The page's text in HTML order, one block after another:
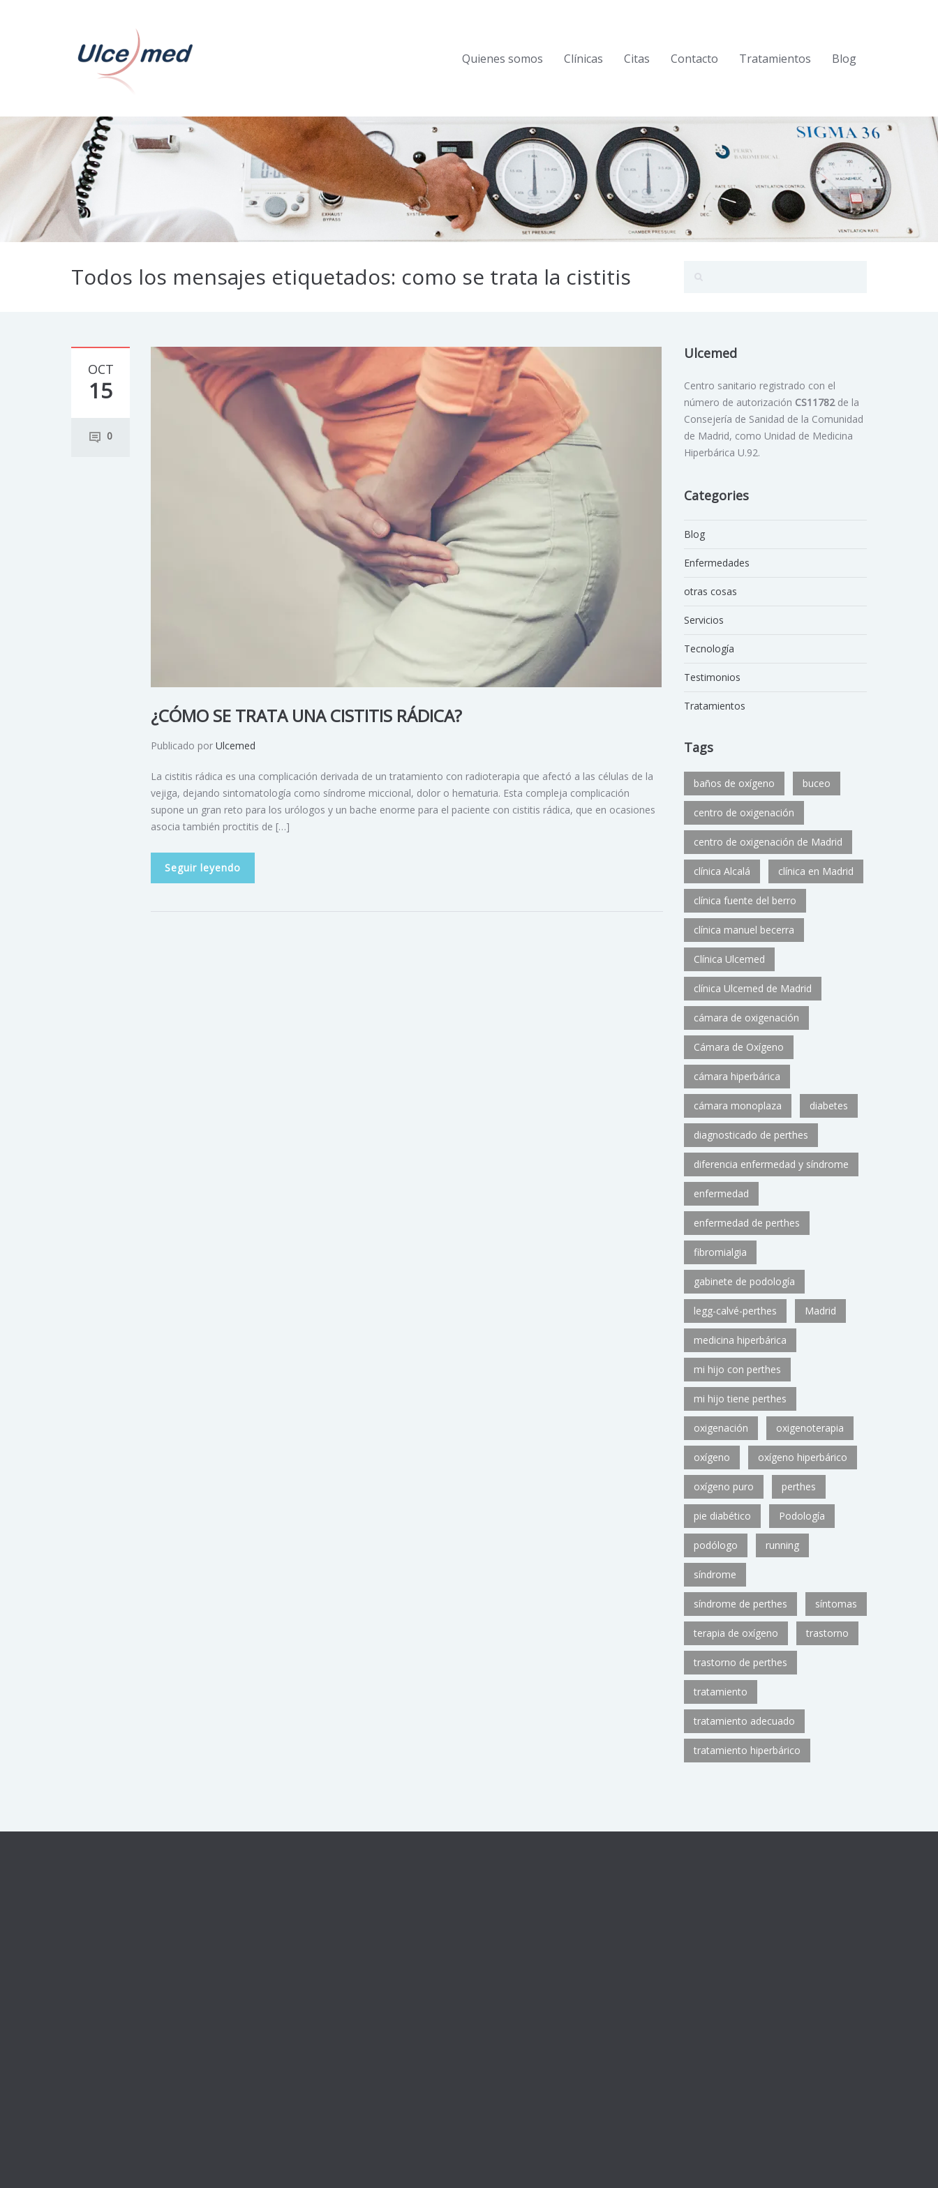
Quienes somos Clínicas Citas Contacto Tratamientos Blog
Todos los mensajes etiquetados: como se trata la cistitis
OCT
15
0
¿CÓMO SE TRATA UNA CISTITIS RÁDICA?
Publicado por Ulcemed
La cistitis rádica es una complicación derivada de un tratamiento con radioterapia que afectó a las células de la
vejiga, dejando sintomatología como síndrome miccional, dolor o hematuria. Esta compleja complicación
supone un gran reto para los urólogos y un bache enorme para el paciente con cistitis rádica, que en ocasiones
asocia también proctitis de […]
Seguir leyendo
Ulcemed
Centro sanitario registrado con el
número de autorización CS11782de la
Consejería de Sanidad de la Comunidad
de Madrid, como Unidad de Medicina
Hiperbárica U.92.
Categories
Blog
Enfermedades
otras cosas
Servicios
Tecnología
Testimonios
Tratamientos
Tags
baños de oxígeno buceo
centro de oxigenación
centro de oxigenación de Madrid
clínica Alcalá clínica en Madrid
clínica fuente del berro
clínica manuel becerra
Clínica Ulcemed
clínica Ulcemed de Madrid
cámara de oxigenación
Cámara de Oxígeno
cámara hiperbárica
cámara monoplaza diabetes
diagnosticado de perthes
diferencia enfermedad y síndrome
enfermedad
enfermedad de perthes
fibromialgia
gabinete de podología
legg-calvé-perthes Madrid
medicina hiperbárica
mi hijo con perthes
mi hijo tiene perthes
oxigenación oxigenoterapia
oxígeno oxígeno hiperbárico
oxígeno puro perthes
pie diabético Podología
podólogo running
síndrome
síndrome de perthes síntomas
terapia de oxígeno trastorno
trastorno de perthes
tratamiento
tratamiento adecuado
tratamiento hiperbárico